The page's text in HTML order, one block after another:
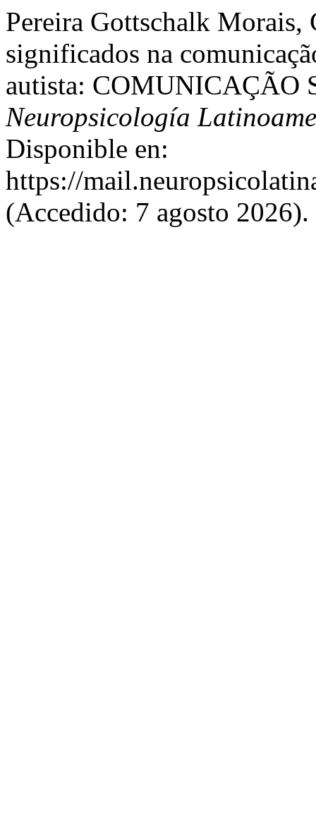
Pereira Gottschalk Morais,
significados na
autista: COMUNICAÇÃO
Neuropsicología
Disponible en:
https://
(Accedido: 7 agosto 2026).